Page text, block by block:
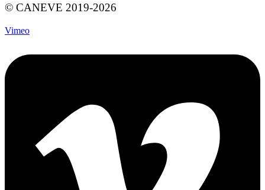
© CANEVE 2019-2026
Vimeo